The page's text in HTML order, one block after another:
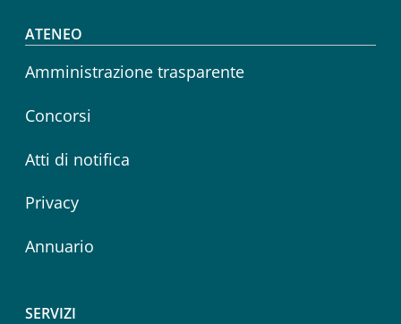
Footer menu
ATENEO
Amministrazione trasparente
Concorsi
Atti di notifica
Privacy
Annuario
SERVIZI